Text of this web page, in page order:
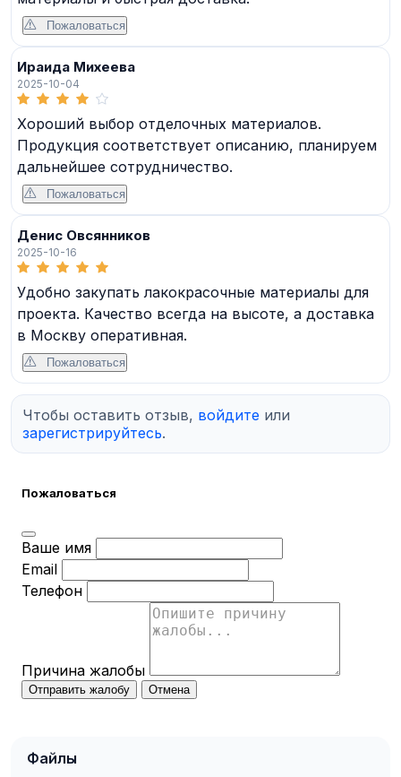
Пожаловаться
Ираида Михеева
2025-10-04
Хороший выбор отделочных материалов.
Продукция соответствует описанию, планируем
дальнейшее сотрудничество.
Пожаловаться
Денис Овсянников
2025-10-16
Удобно закупать лакокрасочные материалы для
проекта. Качество всегда на высоте, а доставка
в Москву оперативная.
Пожаловаться
Чтобы оставить отзыв, войдите или
зарегистрируйтесь.
Пожаловаться
Ваше имя
Email
Телефон
Причина жалобы
Отправить жалобу Отмена
Файлы